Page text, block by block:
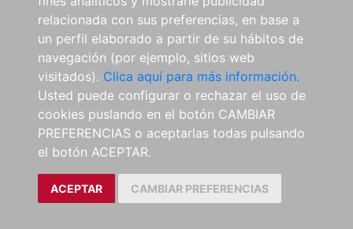
relacionada con sus preferencias, en base a
un perfil elaborado a partir de su hábitos de
navegación (por ejemplo, sitios web
visitados). Clica aquí para más información.
Usted puede configurar o rechazar el uso de
cookies puslando en el botón CAMBIAR
PREFERENCIAS o aceptarlas todas pulsando
el botón ACEPTAR.
ACEPTAR CAMBIAR PREFERENCIAS